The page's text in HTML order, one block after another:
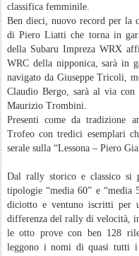
classifica femminile.
Ben dieci, nuovo record per la
di Piero Liatti che torna in
della Subaru Impreza WRX
WRC della nipponica, sarà in
navigato da Giuseppe Tricoli,
Claudio Bergo, sarà al via
Maurizio Trombini.
Presenti come da tradizione
Trofeo con tredici esemplari
serale sulla “Lessona – Piero
Dal rally storico e classico si
tipologie “media 60” e “media
diciotto e ventuno iscritti per
differenza del rally di velocità,
le otto prove con ben 128
leggono i nomi di quasi tutti